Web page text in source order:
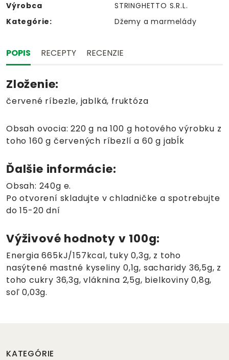
Výrobca
STRINGHETTO S.R.L.
Kategórie:
Džemy a marmelády
POPIS RECEPTY RECENZIE
Zloženie:
červené ríbezle, jablká, fruktóza
Obsah ovocia: 220 g na 100 g hotového výrobku z
toho 160 g červených ríbezlí a 60 g jabĺk
Ďalšie informácie:
Obsah: 240g e.
Po otvorení skladujte v chladničke a spotrebujte
do 15-20 dní
Výživové hodnoty v 100g:
Energia 665kJ/157kcal, tuky 0,3g, z toho
nasýtené mastné kyseliny 0,1g, sacharidy 36,5g, z
toho cukry 36,3g, vláknina 2,5g, bielkoviny 0,8g,
soľ 0,03g.
KATEGÓRIE